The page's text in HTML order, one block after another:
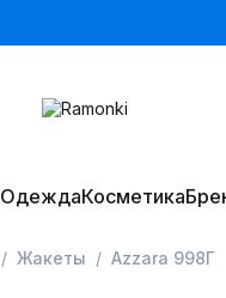
ОдеждаКосметика
Жакеты Azzara 998Г